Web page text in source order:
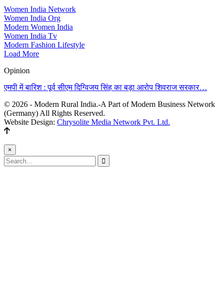
Women India Network
Women India Org
Modern Women India
Women India Tv
Modern Fashion Lifestyle
Load More
Opinion
एमपी में बारिश : पूर्व सीएम दिग्विजय सिंह का बड़ा आरोप शिवराज सरकार…
© 2026 - Modern Rural India.-A Part of Modern Business Network
(Germany) All Rights Reserved.
Website Design: Chrysolite Media Network Pvt. Ltd.
×